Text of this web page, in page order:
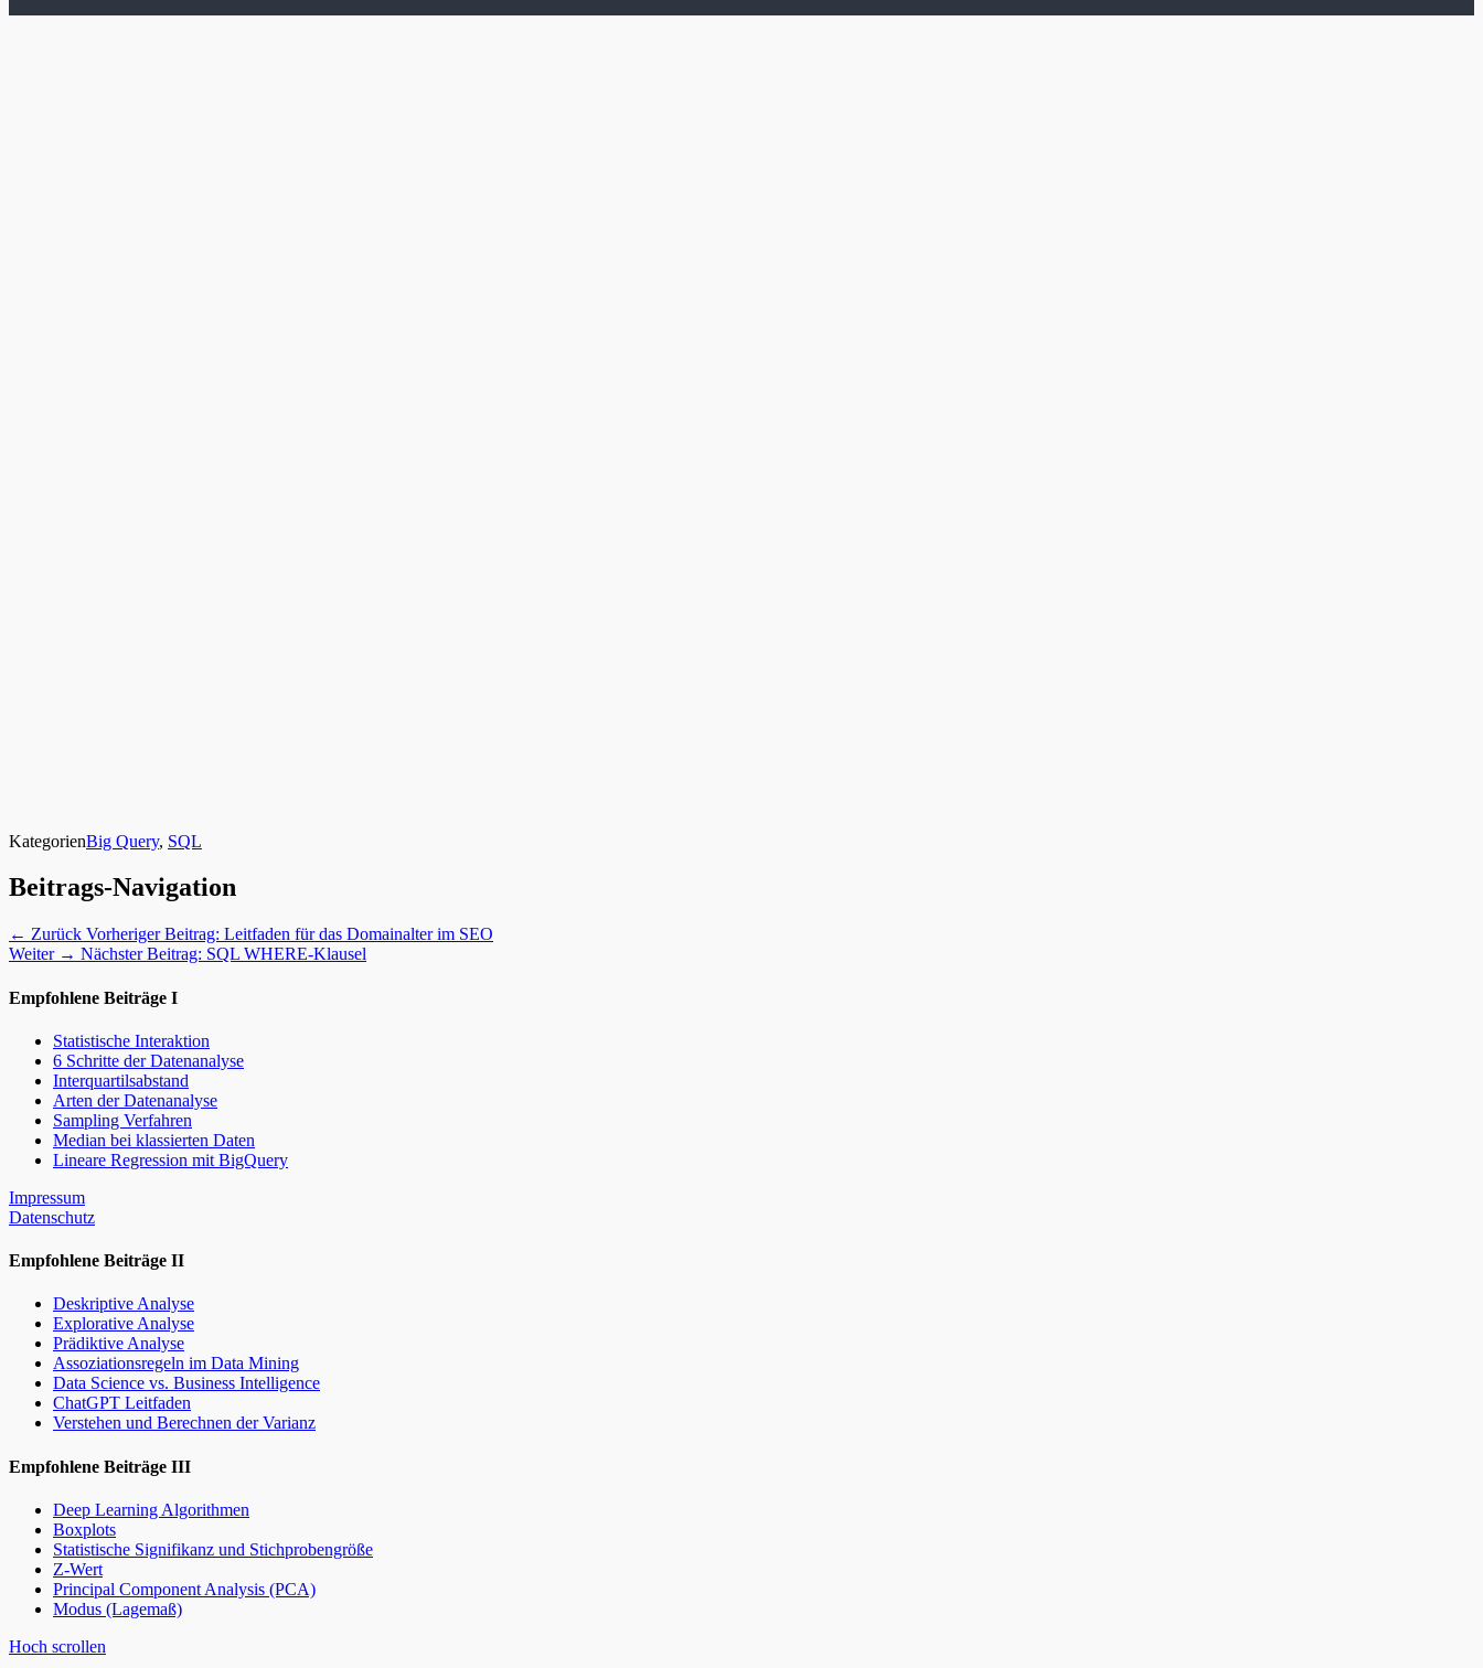
KategorienBig Query, SQL
Beitrags-Navigation
← Zurück Vorheriger Beitrag: Leitfaden für das Domainalter im SEO
Weiter → Nächster Beitrag: SQL WHERE-Klausel
Empfohlene Beiträge I
Statistische Interaktion
6 Schritte der Datenanalyse
Interquartilsabstand
Arten der Datenanalyse
Sampling Verfahren
Median bei klassierten Daten
Lineare Regression mit BigQuery
Impressum
Datenschutz
Empfohlene Beiträge II
Deskriptive Analyse
Explorative Analyse
Prädiktive Analyse
Assoziationsregeln im Data Mining
Data Science vs. Business Intelligence
ChatGPT Leitfaden
Verstehen und Berechnen der Varianz
Empfohlene Beiträge III
Deep Learning Algorithmen
Boxplots
Statistische Signifikanz und Stichprobengröße
Z-Wert
Principal Component Analysis (PCA)
Modus (Lagemaß)
Hoch scrollen